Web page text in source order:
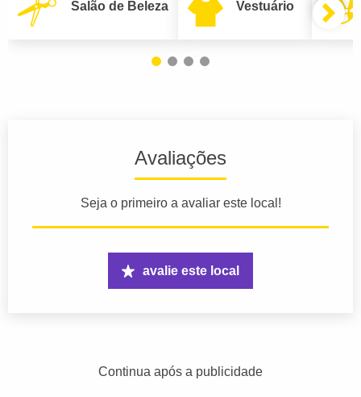
Salão de Beleza Vestuário
Avaliações
Seja o primeiro a avaliar este local!
avalie este local
Continua após a publicidade